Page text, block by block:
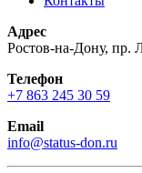
Адрес
Ростов-на-Дону, пр.
Телефон
+7 863 245 30 59
Email
info@status-don.ru